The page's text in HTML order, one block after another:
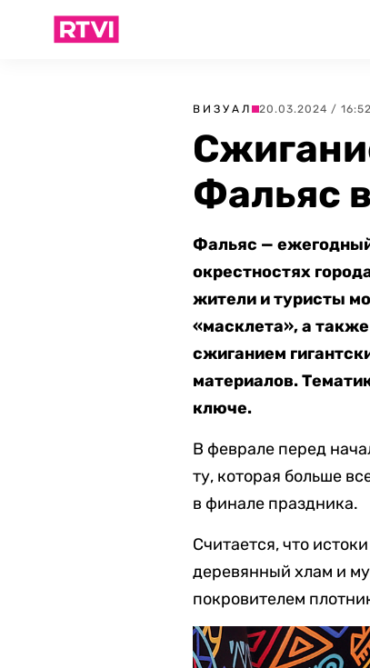
ВИЗУАЛ 20.03.2024 / 16:52
Фальяс
Фальяс — ежегодный
окрестностях
жители и туристы
«масклета», а
сжиганием
материалов.
ключе.
В феврале перед
ту, которая больше
в финале праздника.
Считается, что
деревянный хлам и
покровителем